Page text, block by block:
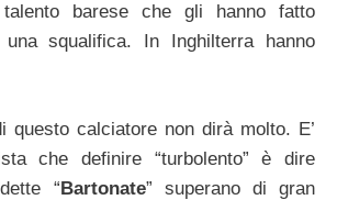
barese che gli hanno fatto
squalifica. In Inghilterra hanno
questo calciatore non dirà molto. E’
che definire “turbolento” è dire
“Bartonate” superano di gran